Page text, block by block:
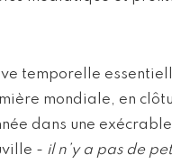
temporelle
mondiale, en
dans une
- il n’y a pas de